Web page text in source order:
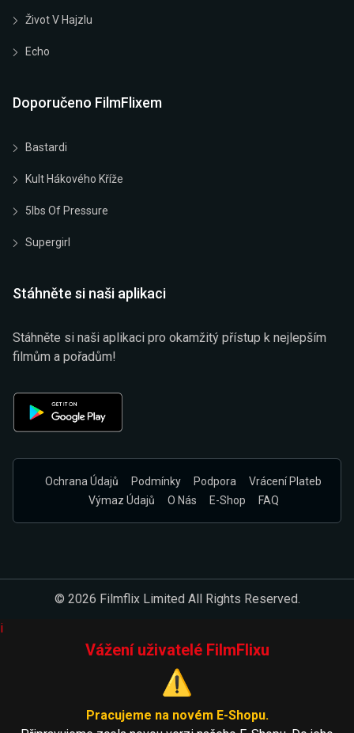
Život V Hajzlu
Echo
Doporučeno FilmFlixem
Bastardi
Kult Hákového Kříže
5lbs Of Pressure
Supergirl
Stáhněte si naši aplikaci
Stáhněte si naši aplikaci pro okamžitý přístup k nejlepším
filmům a pořadům!
Ochrana Údajů Podmínky Podpora
Vrácení Plateb
Výmaz Údajů
O Nás E-Shop FAQ
© 2026 Filmflix Limited All Rights Reserved.
i
Vážení uživatelé FilmFlixu
⚠️
Pracujeme na novém E-Shopu.